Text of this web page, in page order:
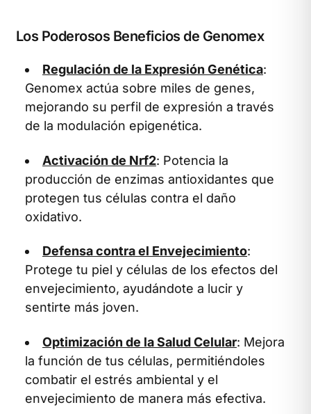
Los Poderosos Beneficios de Genomex
Regulación de la Expresión Genética:
Genomex actúa sobre miles de genes,
mejorando su perfil de expresión a través
de la modulación epigenética.
Activación de Nrf2: Potencia la
producción de enzimas antioxidantes que
protegen tus células contra el daño
oxidativo.
Defensa contra el Envejecimiento:
Protege tu piel y células de los efectos del
envejecimiento, ayudándote a lucir y
sentirte más joven.
Optimización de la Salud Celular: Mejora
la función de tus células, permitiéndoles
combatir el estrés ambiental y el
envejecimiento de manera más efectiva.